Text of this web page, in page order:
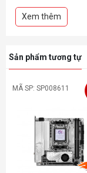
Xem thêm
Sản phẩm tương tự
MÃ SP: SP008611